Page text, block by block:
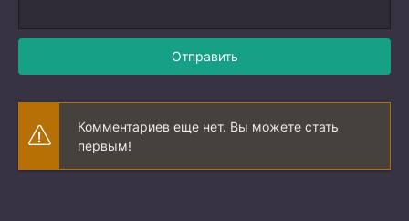
Отправить
Комментариев еще нет. Вы можете стать
первым!